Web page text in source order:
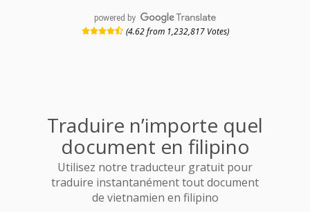
powered by
(4.62 from 1,232,817 Votes)
Traduire n’importe quel
document en filipino
Utilisez notre traducteur gratuit pour
traduire instantanément tout document
de vietnamien en filipino